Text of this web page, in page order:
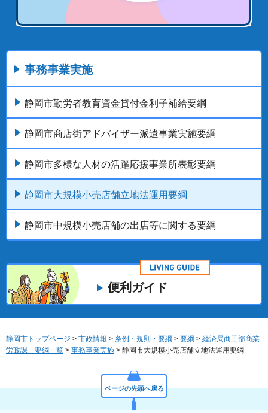
事務事業実施
静岡市勤労者教育資金貸付金利子補給要綱
静岡市商店街アドバイザー派遣事業実施要綱
静岡市多様な人材の活躍応援事業所表彰要綱
静岡市大規模小売店舗立地法運用要綱
静岡市中規模小売店舗の出店等に関する要綱
便利ガイド
静岡市トップページ > 市政情報 > 条例・規則・要綱 > 要綱 > 経済局商工部商業
労政課 要綱一覧 > 事務事業実施 > 静岡市大規模小売店舗立地法運用要綱
ページの先頭へ戻る